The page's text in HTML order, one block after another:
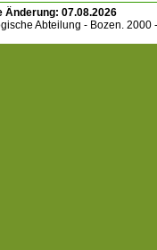
Änderung: 07.08.2026
Abteilung - Bozen. 2000